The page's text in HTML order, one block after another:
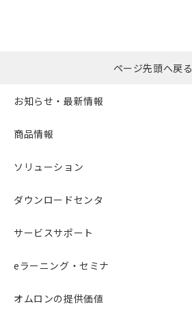
ページ先頭へ戻る
お知らせ・最新情報
商品情報
ソリューション
ダウンロードセンタ
サービスサポート
eラーニング・セミナ
オムロンの提供価値